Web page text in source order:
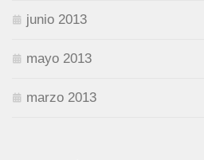
junio 2013
mayo 2013
marzo 2013